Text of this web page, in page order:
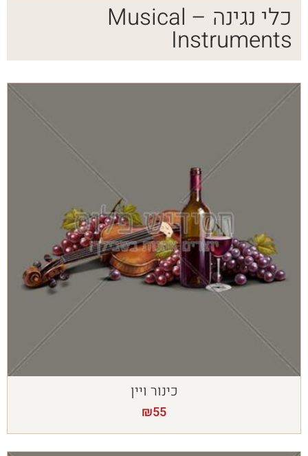
כלי נגינה – Musical
Instruments
כינור ויין
₪55